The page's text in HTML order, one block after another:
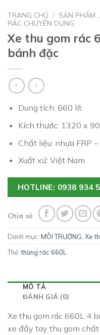
TRANG CHỦ / SẢN PHẨM
RÁC CHUYÊN DỤNG
Xe thu gom rác
bánh đặc
Dung tích: 660 lít
Kích thước: 1320 x
Chất liệu: nhựa FRP
Xuất xứ: Việt Nam
HOTLINE: 0938 934
Chia sẻ
Danh mục: MÔI TRƯỜNG Xe
Thẻ:thùng rác 660L
MÔ TẢ
ĐÁNH GIÁ (0)
Xe thu gom rác 660L 4
xe đẩy tay thu gom